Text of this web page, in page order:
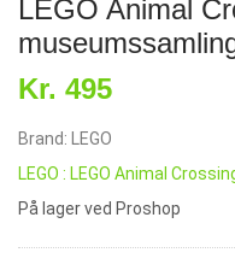
LEGO Animal
Kr. 495
Brand: LEGO
LEGO : LEGO Animal
På lager ved Proshop